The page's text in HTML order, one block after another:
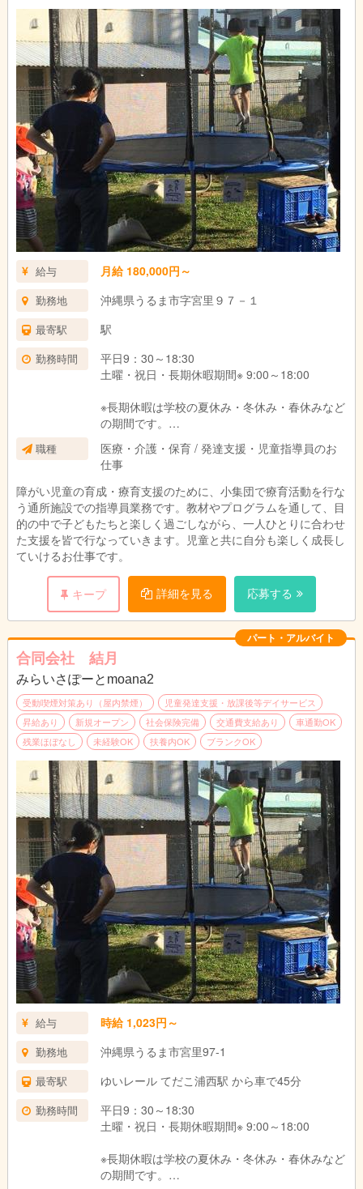
給与 月給 180,000円～
勤務地 沖縄県うるま市字宮里９７－１
最寄駅 駅
勤務時間
平日9：30～18:30
土曜・祝日・長期休暇期間※ 9:00～18:00
※長期休暇は学校の夏休み・冬休み・春休みなど
の期間です。
完全週休2日
休みはシフト制です。
年間休日１２０日！プラス有給完全消化！
職種
医療・介護・保育 / 発達支援・児童指導員のお
仕事
障がい児童の育成・療育支援のために、小集団で療育活動を行な
う通所施設での指導員業務です。教材やプログラムを通して、目
的の中で子どもたちと楽しく過ごしながら、一人ひとりに合わせ
た支援を皆で行なっていきます。児童と共に自分も楽しく成長し
ていけるお仕事です。
キープ 詳細を見る 応募する
パート・アルバイト
合同会社 結月
みらいさぽーとmoana2
受動喫煙対策あり（屋内禁煙）
児童発達支援・放課後等デイサービス
昇給あり
新規オープン 社会保険完備 交通費支給あり
車通勤OK
残業ほぼなし
未経験OK 扶養内OK ブランクOK
給与 時給 1,023円～
勤務地 沖縄県うるま市宮里97-1
最寄駅 ゆいレール てだこ浦西駅 から車で45分
勤務時間
平日9：30～18:30
土曜・祝日・長期休暇期間※ 9:00～18:00
※長期休暇は学校の夏休み・冬休み・春休みなど
の期間です。